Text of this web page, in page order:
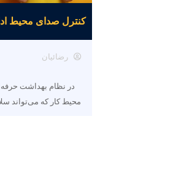
کنترل صدای محیط
رضائیان
در نظام بهداشت
محیط کار که می‌تواند